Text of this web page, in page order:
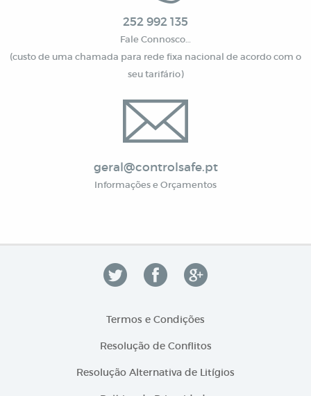
252 992 135
Fale Connosco…
(custo de uma chamada para rede fixa nacional de acordo com o
seu tarifário)
geral@controlsafe.pt
Informações e Orçamentos
Termos e Condições
Resolução de Conflitos
Resolução Alternativa de Litígios